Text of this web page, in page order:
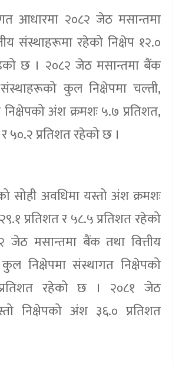
आधारमा २०८२ जेठ मसान्तमा
संस्थाहरूमा रहेको निक्षेप १२.०
छ । २०८२ जेठ मसान्तमा बैंक
संस्थाहरूको कुल निक्षेपमा चल्ती,
अंश क्रमशः ५.७ प्रतिशत,
५०.२ प्रतिशत रहेको छ ।
सोही अवधिमा यस्तो अंश क्रमशः
प्रतिशत र ५८.५ प्रतिशत रहेको
जेठ मसान्तमा बैंक तथा वित्तीय
निक्षेपमा संस्थागत निक्षेपको
रहेको छ । २०८१ जेठ
निक्षेपको अंश ३६.० प्रतिशत